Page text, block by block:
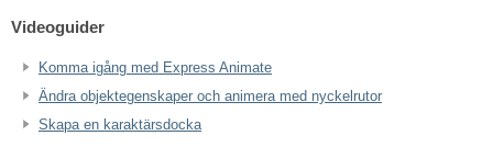
Videoguider
Komma igång med Express Animate
Ändra objektegenskaper och animera med nyckelrutor
Skapa en karaktärsdocka